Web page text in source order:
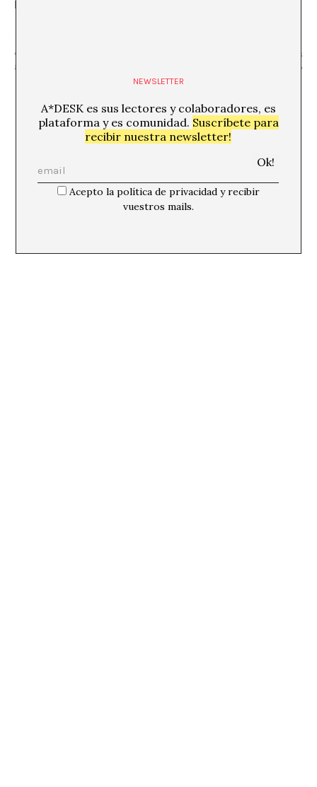
Barcelona
amb Núria Bendicho»
«Anna Ferrer – Vespres
NEWSLETTER
A*DESK es sus lectores y colaboradores, es
plataforma y es comunidad. Suscríbete para
recibir nuestra newsletter!
Acepto la política de privacidad y recibir
vuestros mails.